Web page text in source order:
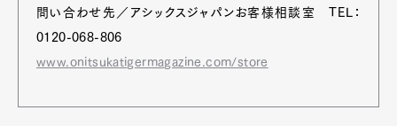
問い合わせ先／アシックスジャパンお客様相談室 TEL：
0120-068-806
www.onitsukatigermagazine.com/store